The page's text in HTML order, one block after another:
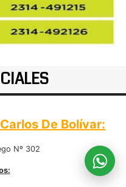
De Bolívar:
Nº 302